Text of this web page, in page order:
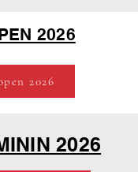
2026
2026
2026